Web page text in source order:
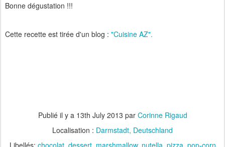
Bonne dégustation !!!
Cette recette est tirée d'un blog : "Cuisine AZ".
Publié il y a 13th July 2013 par Corinne Rigaud
Localisation : Darmstadt, Deutschland
Libellés: chocolat dessert marshmallow nutella pizza pop-corn